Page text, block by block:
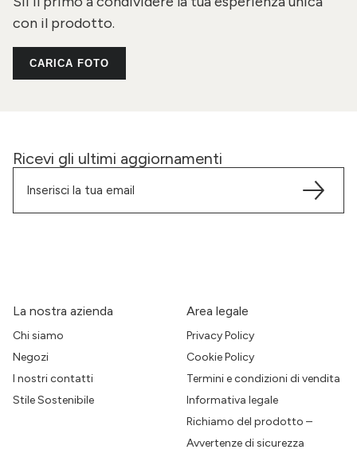
con il prodotto.
CARICA FOTO
Ricevi gli ultimi aggiornamenti
La nostra azienda
Chi siamo
Negozi
I nostri contatti
Stile Sostenibile
Area legale
Privacy Policy
Cookie Policy
Termini e condizioni di vendita
Informativa legale
Richiamo del prodotto –
Avvertenze di sicurezza